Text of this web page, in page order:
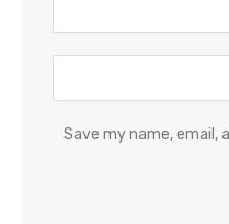
Save my name, email,